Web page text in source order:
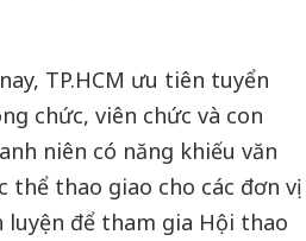
TP.HCM ưu tiên tuyển
chức, viên chức và con
niên có năng khiếu văn
thể thao giao cho các đơn vị
luyện để tham gia Hội thao